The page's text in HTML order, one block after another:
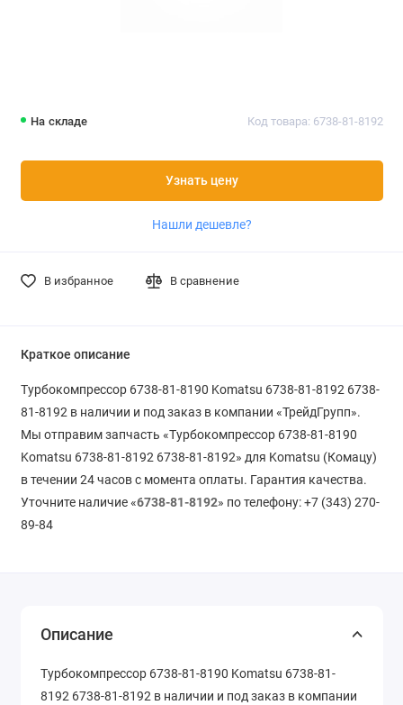
На складе Код товара: 6738-81-8192
Узнать цену
Нашли дешевле?
В избранное В сравнение
Краткое описание
Турбокомпрессор 6738-81-8190 Komatsu 6738-81-8192 6738-
81-8192 в наличии и под заказ в компании «ТрейдГрупп».
Мы отправим запчасть «Турбокомпрессор 6738-81-8190
Komatsu 6738-81-8192 6738-81-8192» для Komatsu (Комацу)
в течении 24 часов с момента оплаты. Гарантия качества.
Уточните наличие «6738-81-8192» по телефону: +7 (343) 270-
89-84
Описание
Турбокомпрессор 6738-81-8190 Komatsu 6738-81-
8192 6738-81-8192 в наличии и под заказ в компании